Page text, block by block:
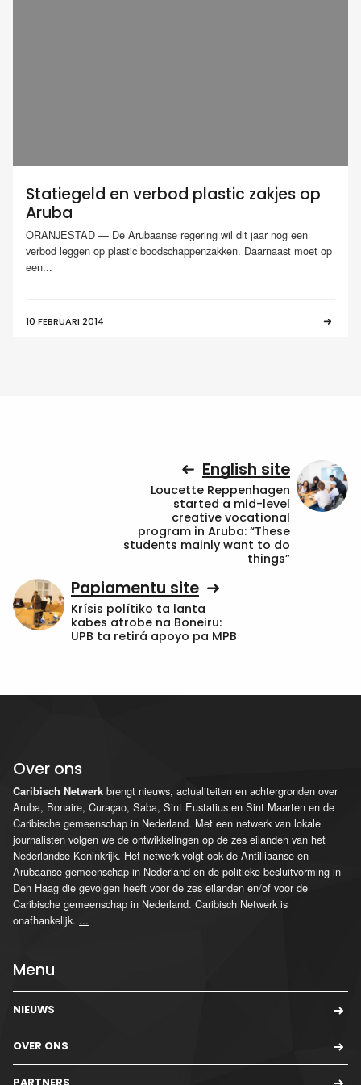
Statiegeld en verbod plastic zakjes op
Aruba
ORANJESTAD — De Arubaanse regering wil dit jaar nog een
verbod leggen op plastic boodschappenzakken. Daarnaast moet op
een...
10 FEBRUARI 2014
English site
Loucette Reppenhagen
started a mid-level
creative vocational
program in Aruba: “These
students mainly want to do
things”
Papiamentu site
Krísis polítiko ta lanta
kabes atrobe na Boneiru:
UPB ta retirá apoyo pa MPB
Over ons
Caribisch Netwerk brengt nieuws, actualiteiten en achtergronden over
Aruba, Bonaire, Curaçao, Saba, Sint Eustatius en Sint Maarten en de
Caribische gemeenschap in Nederland. Met een netwerk van lokale
journalisten volgen we de ontwikkelingen op de zes eilanden van het
Nederlandse Koninkrijk. Het netwerk volgt ook de Antilliaanse en
Arubaanse gemeenschap in Nederland en de politieke besluitvorming in
Den Haag die gevolgen heeft voor de zes eilanden en/of voor de
Caribische gemeenschap in Nederland. Caribisch Netwerk is
onafhankelijk. ...
Menu
NIEUWS
OVER ONS
PARTNERS